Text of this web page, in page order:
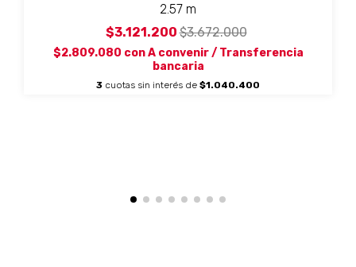
2.57 m
$3.121.200$3.672.000
$2.809.080 con A convenir / Transferencia
bancaria
3 cuotas sin interés de $1.040.400